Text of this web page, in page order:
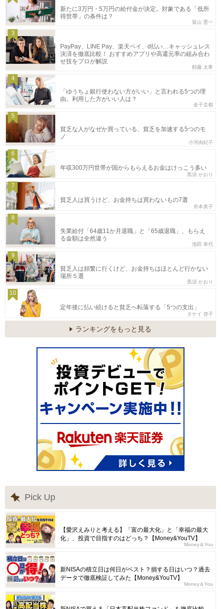
新たに3万円・5万円の給付金が決定。対象である「低所
得世帯」の条件は？
畠山 憲一
3
PayPay、LINE Pay、楽天ペイ、d払い…キャッシュレス
決済を徹底比較！ おすすめアプリや高還元率の組み合わ
せ技をプロが解説
頼藤 太希
4
「ゆうちょ銀行使わない方がいい」と言われる5つの理
由。利用した方がいい人は？
金子圭都
5
貧乏な人がなぜか買っている、貧乏を加速する5つのモ
ノ
小河由紀子
6
年収300万円世帯が国からもらえるお金はけっこう多い
黒須 かおり
7
貧乏人は買うけど、お金持ちは買わないもの7選
舟本美子
8
失業給付「64歳11か月退職」と「65歳退職」、もらえ
る金額は全然違う
池田 幸代
9
貧乏人は頻繁に行くけど、お金持ちはほとんど行かない
場所５選
黒須 かおり
10
定年後に払い続けると貧乏へ転落する「5つの支出」
タケイ 啓子
ランキングをもっと見る
Pick Up
【愛沢えみりと考える】「富の最大化」と「幸福の最大
化」、投資で目指すのはどっち？【Money&YouTV】
Money＆You
新NISAの積立日は何日がベスト？損する日はいつ？過去
データで徹底検証してみた【Money&YouTV】
Money＆You